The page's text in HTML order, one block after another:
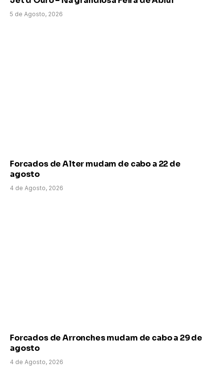
5 de Agosto, 2026
Forcados de Alter mudam de cabo a 22 de
agosto
4 de Agosto, 2026
Forcados de Arronches mudam de cabo a 29 de
agosto
4 de Agosto, 2026